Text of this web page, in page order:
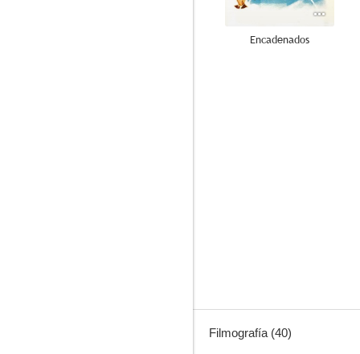
Encadenados
Filmografía (40)